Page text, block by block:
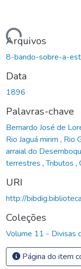
Carregando...
Arquivos
8-bando-sobre-a-
Data
1896
Palavras-chave
Bernardo José de
Rio Jaguá mirim , Rio
arraial do
terrestres ,Tributos ,
URI
http://
Coleções
Volume 11 - Divisas
Página do item